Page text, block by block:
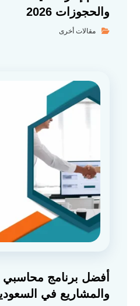
والحجوزات 2026
مقالات أخرى
أفضل برنامج محاسبي
والمشاريع في السعودية